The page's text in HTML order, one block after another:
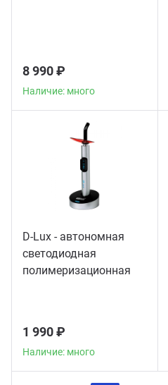
8 990 ₽
Наличие: много
D-Lux - автономная
светодиодная
полимеризационная
1 990 ₽
Наличие: много